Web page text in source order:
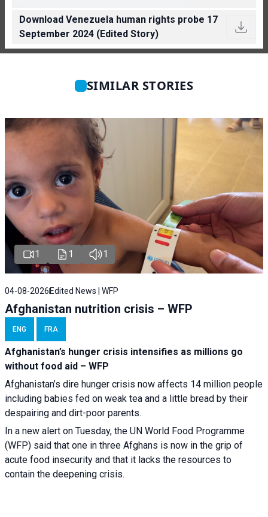
Download Venezuela human rights probe 17
September 2024 (Edited Story)
SIMILAR STORIES
1 1 1
04-08-2026 Edited News | WFP
Afghanistan nutrition crisis – WFP
ENG FRA
Afghanistan’s hunger crisis intensifies as millions go
without food aid – WFP
Afghanistan’s dire hunger crisis now affects 14 million people
including babies fed on weak tea and a little bread by their
despairing and dirt-poor parents.
In a new alert on Tuesday, the UN World Food Programme
(WFP) said that one in three Afghans is now in the grip of
acute food insecurity and that it lacks the resources to
contain the deepening crisis.